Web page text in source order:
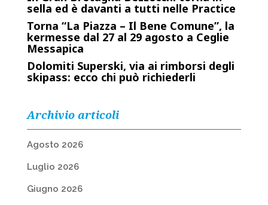
sella ed è davanti a tutti nelle Practice
Torna “La Piazza – Il Bene Comune”, la
kermesse dal 27 al 29 agosto a Ceglie
Messapica
Dolomiti Superski, via ai rimborsi degli
skipass: ecco chi può richiederli
Archivio articoli
Agosto 2026
Luglio 2026
Giugno 2026